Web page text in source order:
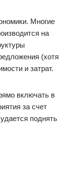
Многие
на
(хотя
и затрат.
включать в
за счет
поднять